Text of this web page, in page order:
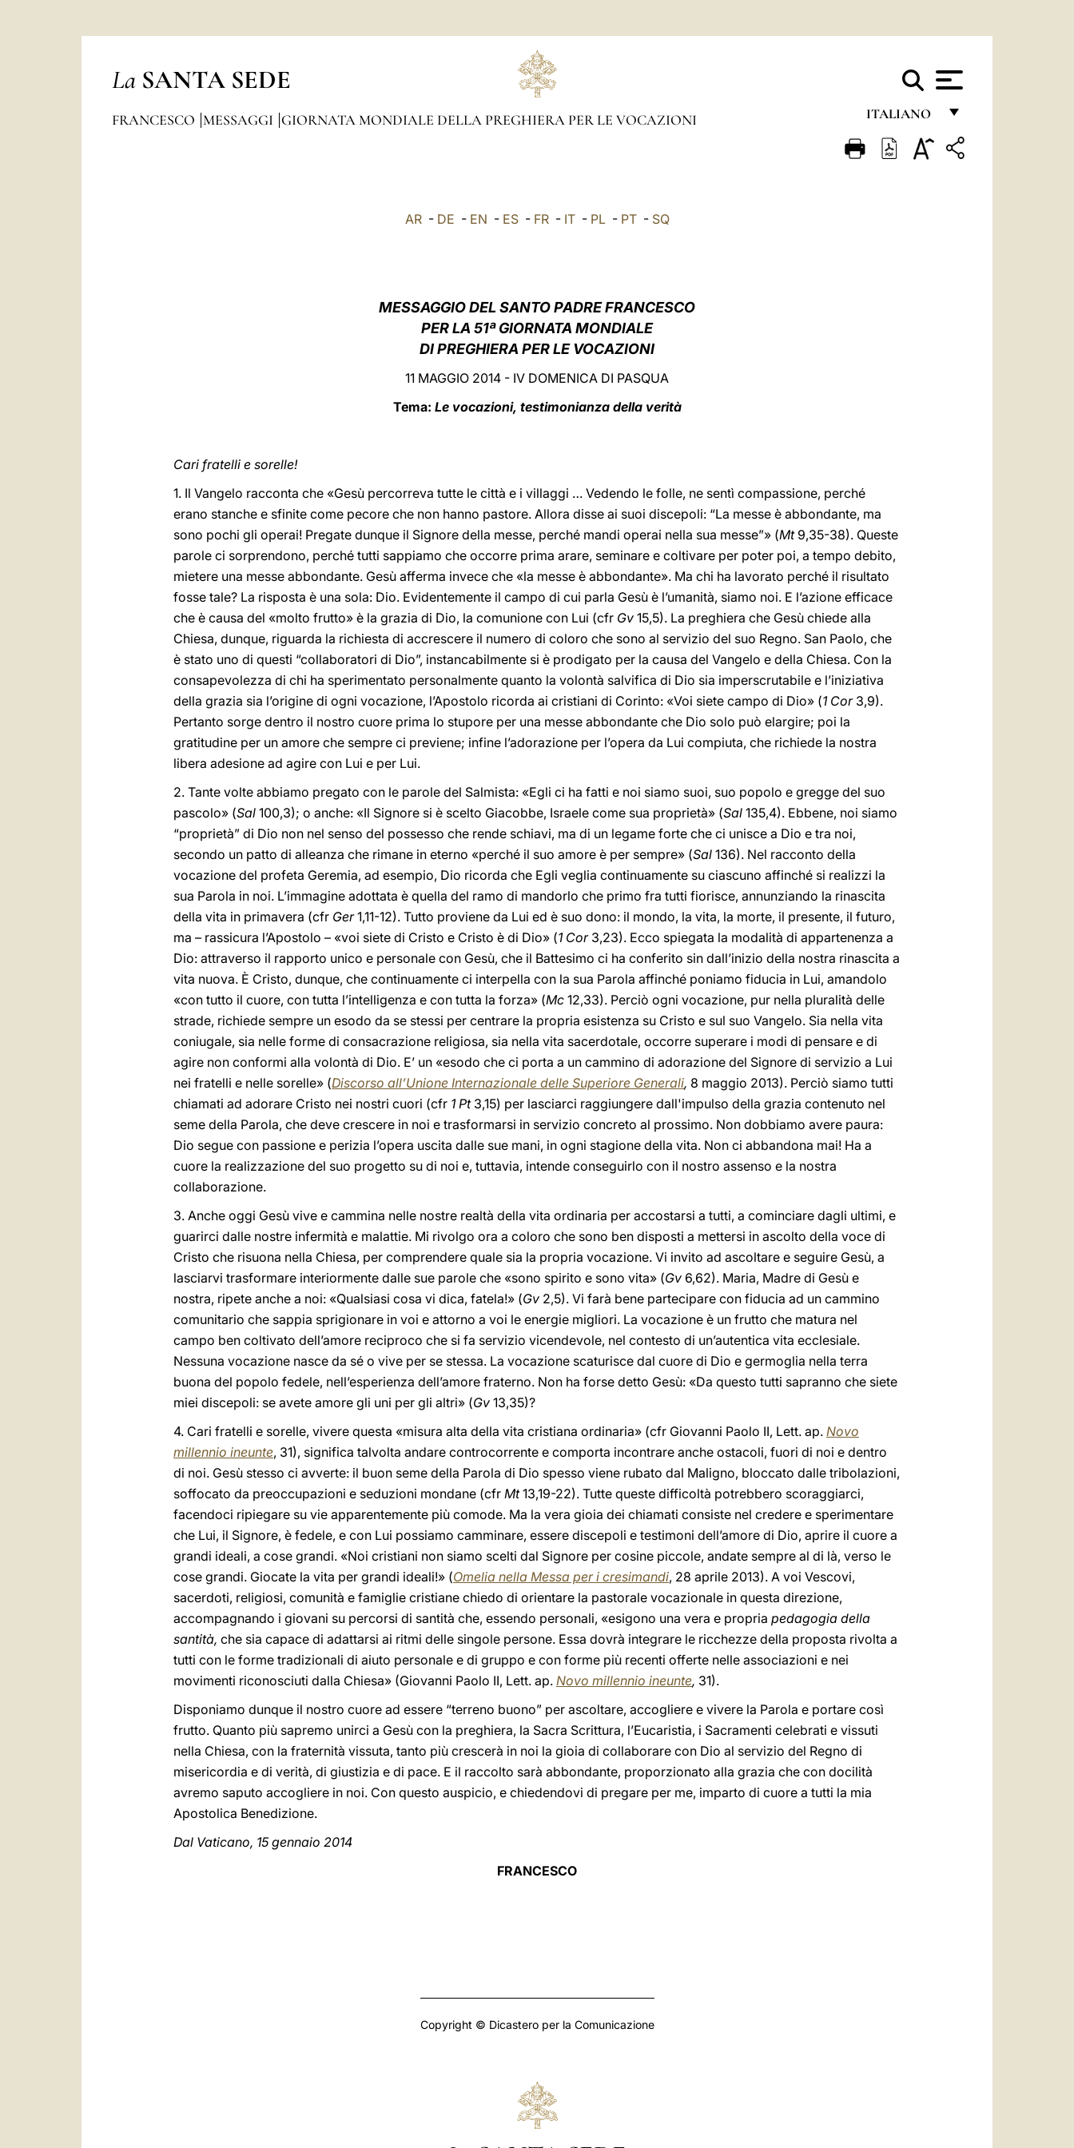
La SANTA SEDE
ITALIANO
FRANÇAIS
FRANCESCO MESSAGGI GIORNATA MONDIALE DELLA PREGHIERA PER LE VOCAZIONI
AR- DE - EN - ES- FR- IT- PL- PT- SQ
MESSAGGIO DEL SANTO PADRE FRANCESCO
PER LA 51ª GIORNATA MONDIALE
DI PREGHIERA PER LE VOCAZIONI
11 MAGGIO 2014 - IV DOMENICA DI PASQUA
Tema: Le vocazioni, testimonianza della verità
Cari fratelli e sorelle!
1. Il Vangelo racconta che «Gesù percorreva tutte le città e i villaggi … Vedendo le folle, ne sentì compassione, perché
erano stanche e sfinite come pecore che non hanno pastore. Allora disse ai suoi discepoli: “La messe è abbondante, ma
sono pochi gli operai! Pregate dunque il Signore della messe, perché mandi operai nella sua messe”» (Mt9,35-38). Queste
parole ci sorprendono, perché tutti sappiamo che occorre prima arare, seminare e coltivare per poter poi, a tempo debito,
mietere una messe abbondante. Gesù afferma invece che «la messe è abbondante». Ma chi ha lavorato perché il risultato
fosse tale? La risposta è una sola: Dio. Evidentemente il campo di cui parla Gesù è l’umanità, siamo noi. E l’azione efficace
che è causa del «molto frutto» è la grazia di Dio, la comunione con Lui (cfr Gv 15,5). La preghiera che Gesù chiede alla
Chiesa, dunque, riguarda la richiesta di accrescere il numero di coloro che sono al servizio del suo Regno. San Paolo, che
è stato uno di questi “collaboratori di Dio”, instancabilmente si è prodigato per la causa del Vangelo e della Chiesa. Con la
consapevolezza di chi ha sperimentato personalmente quanto la volontà salvifica di Dio sia imperscrutabile e l’iniziativa
della grazia sia l’origine di ogni vocazione, l’Apostolo ricorda ai cristiani di Corinto: «Voi siete campo di Dio» (1 Cor3,9).
Pertanto sorge dentro il nostro cuore prima lo stupore per una messe abbondante che Dio solo può elargire; poi la
gratitudine per un amore che sempre ci previene; infine l’adorazione per l’opera da Lui compiuta, che richiede la nostra
libera adesione ad agire con Lui e per Lui.
2. Tante volte abbiamo pregato con le parole del Salmista: «Egli ci ha fatti e noi siamo suoi, suo popolo e gregge del suo
pascolo» (Sal 100,3); o anche: «Il Signore si è scelto Giacobbe, Israele come sua proprietà» (Sal 135,4). Ebbene, noi siamo
“proprietà” di Dio non nel senso del possesso che rende schiavi, ma di un legame forte che ci unisce a Dio e tra noi,
secondo un patto di alleanza che rimane in eterno «perché il suo amore è per sempre» (Sal 136). Nel racconto della
vocazione del profeta Geremia, ad esempio, Dio ricorda che Egli veglia continuamente su ciascuno affinché si realizzi la
sua Parola in noi. L’immagine adottata è quella del ramo di mandorlo che primo fra tutti fiorisce, annunziando la rinascita
della vita in primavera (cfr Ger1,11-12). Tutto proviene da Lui ed è suo dono: il mondo, la vita, la morte, il presente, il futuro,
ma – rassicura l’Apostolo – «voi siete di Cristo e Cristo è di Dio» (1 Cor3,23). Ecco spiegata la modalità di appartenenza a
Dio: attraverso il rapporto unico e personale con Gesù, che il Battesimo ci ha conferito sin dall’inizio della nostra rinascita a
vita nuova. È Cristo, dunque, che continuamente ci interpella con la sua Parola affinché poniamo fiducia in Lui, amandolo
«con tutto il cuore, con tutta l’intelligenza e con tutta la forza» (Mc 12,33). Perciò ogni vocazione, pur nella pluralità delle
strade, richiede sempre un esodo da se stessi per centrare la propria esistenza su Cristo e sul suo Vangelo. Sia nella vita
coniugale, sia nelle forme di consacrazione religiosa, sia nella vita sacerdotale, occorre superare i modi di pensare e di
agire non conformi alla volontà di Dio. E’ un «esodo che ci porta a un cammino di adorazione del Signore di servizio a Lui
nei fratelli e nelle sorelle» (Discorso all’Unione Internazionale delle Superiore Generali, 8 maggio 2013). Perciò siamo tutti
chiamati ad adorare Cristo nei nostri cuori (cfr 1 Pt3,15) per lasciarci raggiungere dall'impulso della grazia contenuto nel
seme della Parola, che deve crescere in noi e trasformarsi in servizio concreto al prossimo. Non dobbiamo avere paura:
Dio segue con passione e perizia l’opera uscita dalle sue mani, in ogni stagione della vita. Non ci abbandona mai! Ha a
cuore la realizzazione del suo progetto su di noi e, tuttavia, intende conseguirlo con il nostro assenso e la nostra
collaborazione.
3. Anche oggi Gesù vive e cammina nelle nostre realtà della vita ordinaria per accostarsi a tutti, a cominciare dagli ultimi, e
guarirci dalle nostre infermità e malattie. Mi rivolgo ora a coloro che sono ben disposti a mettersi in ascolto della voce di
Cristo che risuona nella Chiesa, per comprendere quale sia la propria vocazione. Vi invito ad ascoltare e seguire Gesù, a
lasciarvi trasformare interiormente dalle sue parole che «sono spirito e sono vita» (Gv 6,62). Maria, Madre di Gesù e
nostra, ripete anche a noi: «Qualsiasi cosa vi dica, fatela!» (Gv 2,5). Vi farà bene partecipare con fiducia ad un cammino
comunitario che sappia sprigionare in voi e attorno a voi le energie migliori. La vocazione è un frutto che matura nel
campo ben coltivato dell’amore reciproco che si fa servizio vicendevole, nel contesto di un’autentica vita ecclesiale.
Nessuna vocazione nasce da sé o vive per se stessa. La vocazione scaturisce dal cuore di Dio e germoglia nella terra
buona del popolo fedele, nell’esperienza dell’amore fraterno. Non ha forse detto Gesù: «Da questo tutti sapranno che siete
miei discepoli: se avete amore gli uni per gli altri» (Gv 13,35)?
4. Cari fratelli e sorelle, vivere questa «misura alta della vita cristiana ordinaria» (cfr Giovanni Paolo II, Lett. ap. Novo
millennio ineunte, 31), significa talvolta andare controcorrente e comporta incontrare anche ostacoli, fuori di noi e dentro
di noi. Gesù stesso ci avverte: il buon seme della Parola di Dio spesso viene rubato dal Maligno, bloccato dalle tribolazioni,
soffocato da preoccupazioni e seduzioni mondane (cfr Mt13,19-22). Tutte queste difficoltà potrebbero scoraggiarci,
facendoci ripiegare su vie apparentemente più comode. Ma la vera gioia dei chiamati consiste nel credere e sperimentare
che Lui, il Signore, è fedele, e con Lui possiamo camminare, essere discepoli e testimoni dell’amore di Dio, aprire il cuore a
grandi ideali, a cose grandi. «Noi cristiani non siamo scelti dal Signore per cosine piccole, andate sempre al di là, verso le
cose grandi. Giocate la vita per grandi ideali!» (Omelia nella Messa per i cresimandi, 28 aprile 2013). A voi Vescovi,
sacerdoti, religiosi, comunità e famiglie cristiane chiedo di orientare la pastorale vocazionale in questa direzione,
accompagnando i giovani su percorsi di santità che, essendo personali, «esigono una vera e propria pedagogia della
santità, che sia capace di adattarsi ai ritmi delle singole persone. Essa dovrà integrare le ricchezze della proposta rivolta a
tutti con le forme tradizionali di aiuto personale e di gruppo e con forme più recenti offerte nelle associazioni e nei
movimenti riconosciuti dalla Chiesa» (Giovanni Paolo II, Lett. ap. Novo millennio ineunte, 31).
Disponiamo dunque il nostro cuore ad essere “terreno buono” per ascoltare, accogliere e vivere la Parola e portare così
frutto. Quanto più sapremo unirci a Gesù con la preghiera, la Sacra Scrittura, l’Eucaristia, i Sacramenti celebrati e vissuti
nella Chiesa, con la fraternità vissuta, tanto più crescerà in noi la gioia di collaborare con Dio al servizio del Regno di
misericordia e di verità, di giustizia e di pace. E il raccolto sarà abbondante, proporzionato alla grazia che con docilità
avremo saputo accogliere in noi. Con questo auspicio, e chiedendovi di pregare per me, imparto di cuore a tutti la mia
Apostolica Benedizione.
Dal Vaticano, 15 gennaio 2014
FRANCESCO
Copyright © Dicastero per la Comunicazione